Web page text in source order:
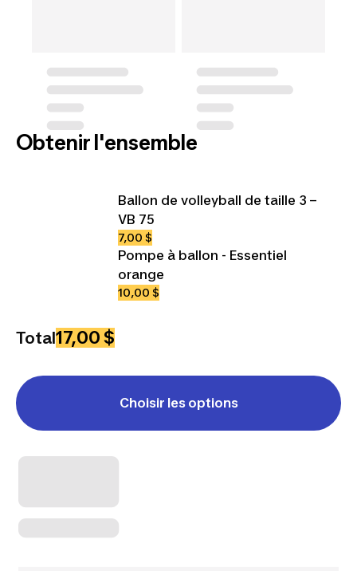
Obtenir l'ensemble
Ballon de volleyball de taille 3 –
VB 75
7,00 $
Pompe à ballon - Essentiel
orange
10,00 $
Total17,00 $
Choisir les options